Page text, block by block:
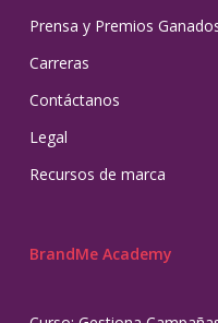
Prensa y Premios
Carreras
Contáctanos
Legal
Recursos de marca
BrandMe Academy